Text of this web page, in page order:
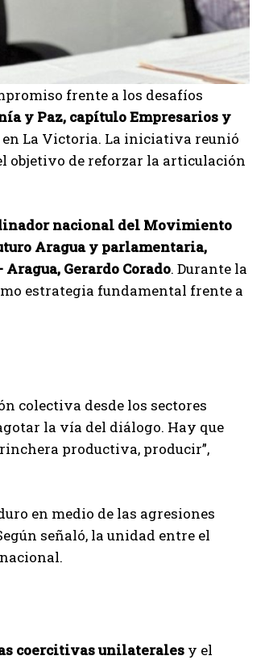
frente a los desafíos
y Paz, capítulo Empresarios y
en La Victoria. La iniciativa reunió
objetivo de reforzar la articulación
nacional del Movimiento
Aragua y parlamentaria,
Gerardo Corado. Durante la
estrategia fundamental frente a
colectiva desde los sectores
la vía del diálogo. Hay que
productiva, producir”,
en medio de las agresiones
señaló, la unidad entre el
coercitivas unilaterales y el